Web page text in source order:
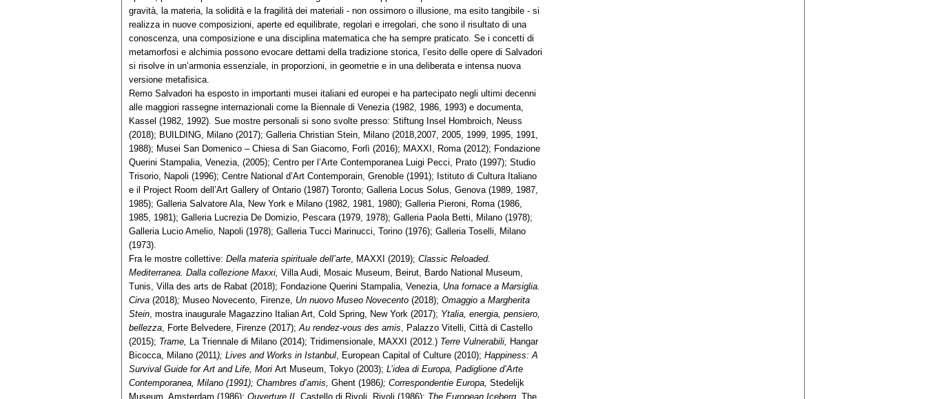
gravità, la materia, la solidità e la fragilità dei materiali - non ossimoro o illusione, ma esito tangibile - si
realizza in nuove composizioni, aperte ed equilibrate, regolari e irregolari, che sono il risultato di una
conoscenza, una composizione e una disciplina matematica che ha sempre praticato. Se i concetti di
metamorfosi e alchimia possono evocare dettami della tradizione storica, l’esito delle opere di Salvadori
si risolve in un’armonia essenziale, in proporzioni, in geometrie e in una deliberata e intensa nuova
versione metafisica.
Remo Salvadori ha esposto in importanti musei italiani ed europei e ha partecipato negli ultimi decenni
alle maggiori rassegne internazionali come la Biennale di Venezia (1982, 1986, 1993) e documenta,
Kassel (1982, 1992). Sue mostre personali si sono svolte presso: Stiftung Insel Hombroich, Neuss
(2018); BUILDING, Milano (2017); Galleria Christian Stein, Milano (2018,2007, 2005, 1999, 1995, 1991,
1988); Musei San Domenico – Chiesa di San Giacomo, Forlì (2016); MAXXI, Roma (2012); Fondazione
Querini Stampalia, Venezia, (2005); Centro per l’Arte Contemporanea Luigi Pecci, Prato (1997); Studio
Trisorio, Napoli (1996); Centre National d’Art Contemporain, Grenoble (1991); Istituto di Cultura Italiano
e il Project Room dell’Art Gallery of Ontario (1987) Toronto; Galleria Locus Solus, Genova (1989, 1987,
1985); Galleria Salvatore Ala, New York e Milano (1982, 1981, 1980); Galleria Pieroni, Roma (1986,
1985, 1981); Galleria Lucrezia De Domizio, Pescara (1979, 1978); Galleria Paola Betti, Milano (1978);
Galleria Lucio Amelio, Napoli (1978); Galleria Tucci Marinucci, Torino (1976); Galleria Toselli, Milano
(1973).
Fra le mostre collettive: Della materia spirituale dell’arte, MAXXI (2019); Classic Reloaded.
Mediterranea. Dalla collezione Maxxi, Villa Audi, Mosaic Museum, Beirut, Bardo National Museum,
Tunis, Villa des arts de Rabat (2018); Fondazione Querini Stampalia, Venezia, Una fornace a Marsiglia.
Cirva (2018); Museo Novecento, Firenze, Un nuovo Museo Novecento (2018); Omaggio a Margherita
Stein, mostra inaugurale Magazzino Italian Art, Cold Spring, New York (2017); Ytalia, energia, pensiero,
bellezza, Forte Belvedere, Firenze (2017);Au rendez-vous des amis, Palazzo Vitelli, Città di Castello
(2015); Trame, La Triennale di Milano (2014); Tridimensionale, MAXXI (2012.) Terre Vulnerabili, Hangar
Bicocca, Milano (2011); Lives and Works in Istanbul, European Capital of Culture (2010); Happiness: A
Survival Guide for Art and Life, Mori Art Museum, Tokyo (2003); L’idea di Europa, Padiglione d’Arte
Contemporanea, Milano (1991); Chambres d’amis, Ghent (1986); Correspondentie Europa, Stedelijk
Museum, Amsterdam (1986); Ouverture II, Castello di Rivoli, Rivoli (1986); The European Iceberg, The